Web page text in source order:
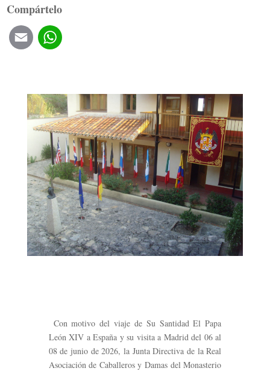
Compártelo
Email
Con motivo del viaje de Su Santidad El Papa
León XIV a España y su visita a Madrid del 06 al
08 de junio de 2026, la Junta Directiva de la Real
Asociación de Caballeros y Damas del Monasterio